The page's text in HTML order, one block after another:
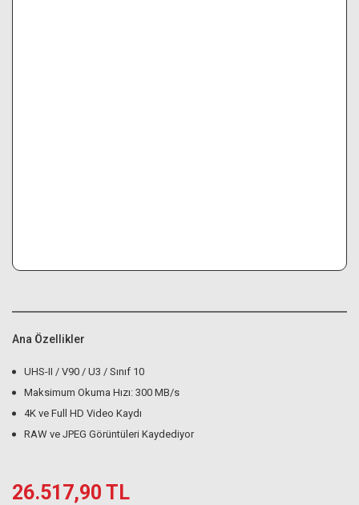
Ana Özellikler
UHS-II / V90 / U3 / Sınıf 10
Maksimum Okuma Hızı: 300 MB/s
4K ve Full HD Video Kaydı
RAW ve JPEG Görüntüleri Kaydediyor
26.517,90 TL